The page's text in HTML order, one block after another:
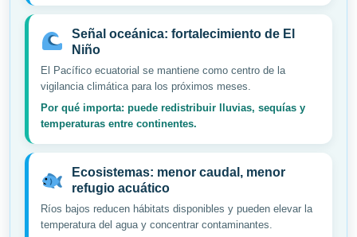
Señal oceánica: fortalecimiento de El
Niño
El Pacífico ecuatorial se mantiene como centro de la
vigilancia climática para los próximos meses.
Por qué importa: puede redistribuir lluvias, sequías y
temperaturas entre continentes.
Ecosistemas: menor caudal, menor
refugio acuático
Ríos bajos reducen hábitats disponibles y pueden elevar la
temperatura del agua y concentrar contaminantes.